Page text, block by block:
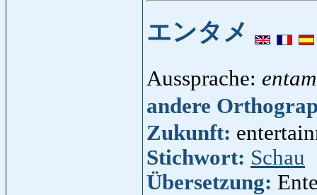
エンタメ
Aussprache:
andere
Zukunft:
Stichwort: Schau
Übersetzung: